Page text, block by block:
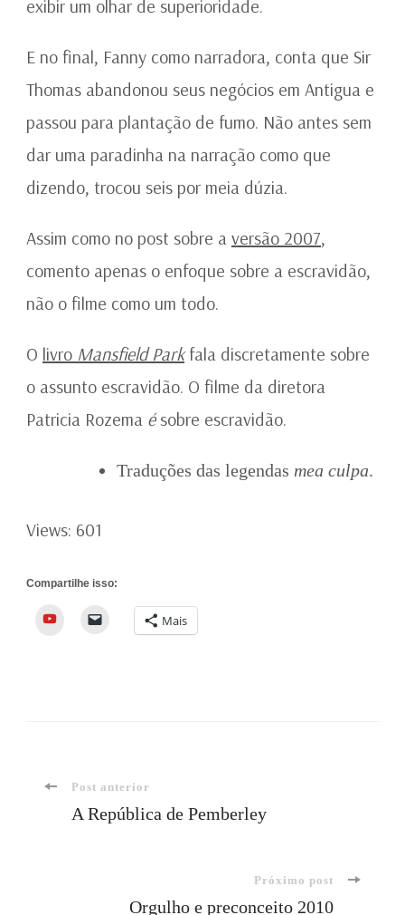
exibir um olhar de superioridade.
E no final, Fanny como narradora, conta que Sir
Thomas abandonou seus negócios em Antigua e
passou para plantação de fumo. Não antes sem
dar uma paradinha na narração como que
dizendo, trocou seis por meia dúzia.
Assim como no post sobre a versão 2007,
comento apenas o enfoque sobre a escravidão,
não o filme como um todo.
O livro Mansfield Parkfala discretamente sobre
o assunto escravidão. O filme da diretora
Patricia Rozema ésobre escravidão.
Traduções das legendas mea culpa.
Views: 601
Compartilhe isso:
YouTube Mais
Navegação
Post anterior
A República de Pemberley
Próximo post
Orgulho e preconceito 2010